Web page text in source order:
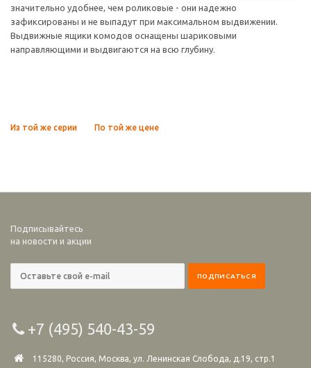
значительно удобнее, чем роликовые - они надежно
зафиксированы и не выпадут при максимальном выдвижении.
Выдвижные ящики комодов оснащены шариковыми
направляющими и выдвигаются на всю глубину.
Из той же серии По той же цене
Подписывайтесь
на новости и акции
+7 (495) 540-43-59
115280, Россия, Москва, ул. Ленинская Слобода, д.19, стр.1